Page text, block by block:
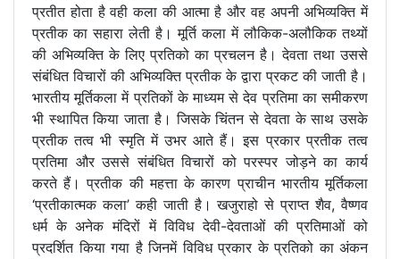
प्रतीत होता है वही कला की आत्मा है और वह अपनी अभिव्यक्ति में
प्रतीक का सहारा लेती है। मूर्ति कला में लौकिक-अलौकिक तथ्यों
की अभिव्यक्ति के लिए प्रतिको का प्रचलन है। देवता तथा उससे
संबंधित विचारों की अभिव्यक्ति प्रतीक के द्वारा प्रकट की जाती है।
भारतीय मूर्तिकला में प्रतिकों के माध्यम से देव प्रतिमा का समीकरण
भी स्थापित किया जाता है। जिसके चिंतन से देवता के साथ उसके
प्रतीक तत्व भी स्मृति में उभर आते हैं। इस प्रकार प्रतीक तत्व
प्रतिमा और उससे संबंधित विचारों को परस्पर जोड़ने का कार्य
करते हैं। प्रतीक की महत्ता के कारण प्राचीन भारतीय मूर्तिकला
‘प्रतीकात्मक कला’ कही जाती है। खजुराहो से प्राप्त शैव, वैष्णव
धर्म के अनेक मंदिरों में विविध देवी-देवताओं की प्रतिमाओं को
प्रदर्शित किया गया है जिनमें विविध प्रकार के प्रतिको का अंकन